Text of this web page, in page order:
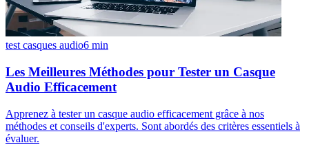
test casques audio6 min
Les Meilleures Méthodes pour Tester un Casque
Audio Efficacement
Apprenez à tester un casque audio efficacement grâce à nos
méthodes et conseils d'experts. Sont abordés des critères essentiels à
évaluer.